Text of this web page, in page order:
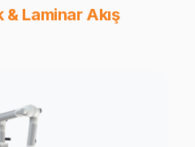
Laminar Akış